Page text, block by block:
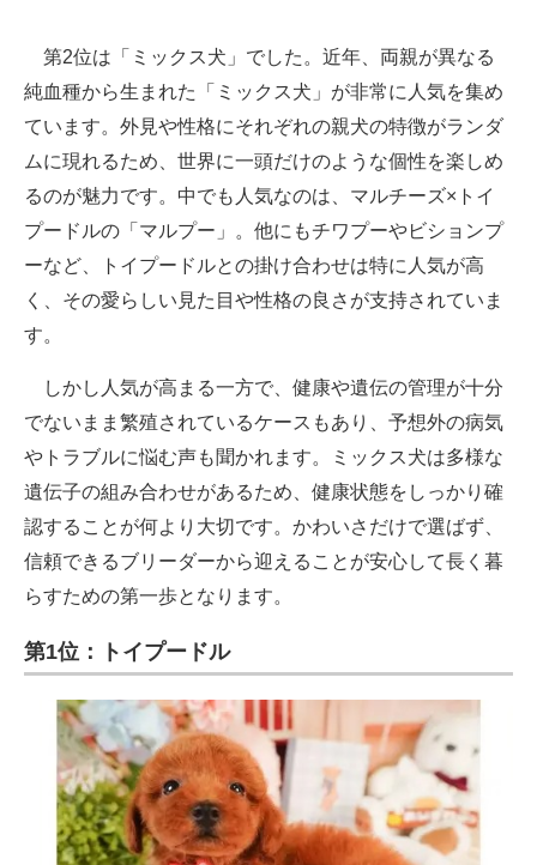
第2位は「ミックス犬」でした。近年、両親が異なる
純血種から生まれた「ミックス犬」が非常に人気を集め
ています。外見や性格にそれぞれの親犬の特徴がランダ
ムに現れるため、世界に一頭だけのような個性を楽しめ
るのが魅力です。中でも人気なのは、マルチーズ×トイ
プードルの「マルプー」。他にもチワプーやビションプ
ーなど、トイプードルとの掛け合わせは特に人気が高
く、その愛らしい見た目や性格の良さが支持されていま
す。
しかし人気が高まる一方で、健康や遺伝の管理が十分
でないまま繁殖されているケースもあり、予想外の病気
やトラブルに悩む声も聞かれます。ミックス犬は多様な
遺伝子の組み合わせがあるため、健康状態をしっかり確
認することが何より大切です。かわいさだけで選ばず、
信頼できるブリーダーから迎えることが安心して長く暮
らすための第一歩となります。
第1位：トイプードル